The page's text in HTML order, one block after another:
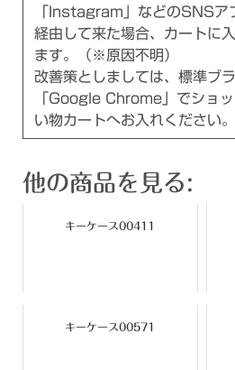
「Instagram」などのSNSア
経由して来た場合、カートに
ます。（※原因不明）
改善策としましては、標準ブ
「Google Chrome」でショ
い物カートへお入れください。
他の商品を見る:
キーケース00411
キーケース00571